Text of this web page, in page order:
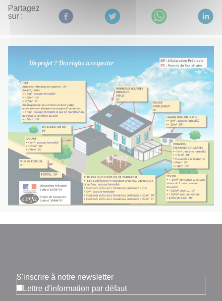
Partagez
sur :
S'inscrire à notre newsletter
Lettre d'information par défaut